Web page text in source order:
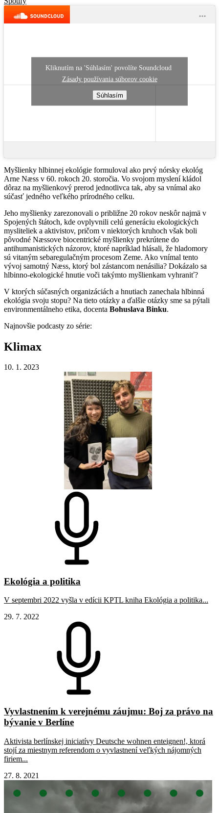
Kliknutím na 'Súhlasím' povolíte Soundcloud
Zásady používania súborov cookie
Súhlasím
Myšlienky hlbinnej ekológie formuloval ako prvý nórsky ekológ
Arne Næss v 60. rokoch 20. storočia. Vo svojom myslení kládol
dôraz na myšlienkový prerod jednotlivca tak, aby sa vnímal ako
súčasť jedného veľkého prírodného celku.
Jeho myšlienky zarezonovali o približne 20 rokov neskôr najmä v
Spojených štátoch, kde ovplyvnili celú generáciu ekologických
mysliteliek a aktivistov, pričom v niektorých kruhoch však boli
pôvodné Næssove biocentrické myšlienky prekrútene do
antihumanistických názorov, ktoré napríklad hlásali, že hladomory
sú vitaným sebaregulačným procesom Zeme. Ako vnímal tento
vývoj samotný Næss, ktorý bol zástancom nenásilia? Dokázalo sa
hlbinno-ekologické hnutie voči takýmto myšlienkam vyhraniť?
V ktorých súčasných organizáciách a hnutiach zanechala hlbinná
ekológia svoju stopu? Na tieto otázky a ďalšie otázky sme sa pýtali
environmentálneho etika, docenta Bohuslava Binku.
Najnovšie podcasty zo série:
Klimax
10. 1. 2023
Ekológia a politika
V septembri 2022 vyšla v edícii KPTL kniha Ekológia a politika...
29. 7. 2022
Vyvlastnením k verejnému záujmu: Boj za právo na
bývanie v Berlíne
Aktivista berlínskej iniciatívy Deutsche wohnen enteignen!, ktorá
stojí za miestnym referendom o vyvlastnení veľkých nájomných
firiem...
27. 8. 2021